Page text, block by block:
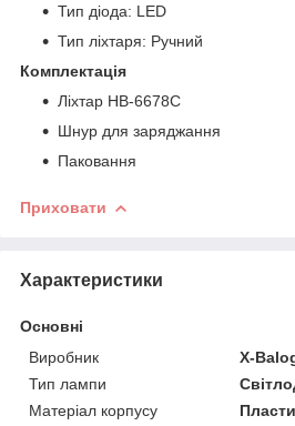
Тип діода: LED
Тип ліхтаря: Ручний
Комплектація
Ліхтар HB-6678C
Шнур для заряджання
Паковання
Приховати
Характеристики
Основні
Виробник
X-
Тип лампи
Матеріал корпусу